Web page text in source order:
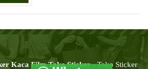
Kaca Film,Toko Sticker- Toko Sticker